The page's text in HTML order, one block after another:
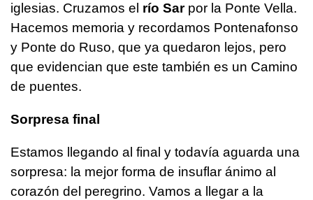
iglesias. Cruzamos el río Sarpor la Ponte Vella.
Hacemos memoria y recordamos Pontenafonso
y Ponte do Ruso, que ya quedaron lejos, pero
que evidencian que este también es un Camino
de puentes.
Sorpresa final
Estamos llegando al final y todavía aguarda una
sorpresa: la mejor forma de insuflar ánimo al
corazón del peregrino. Vamos a llegar a la